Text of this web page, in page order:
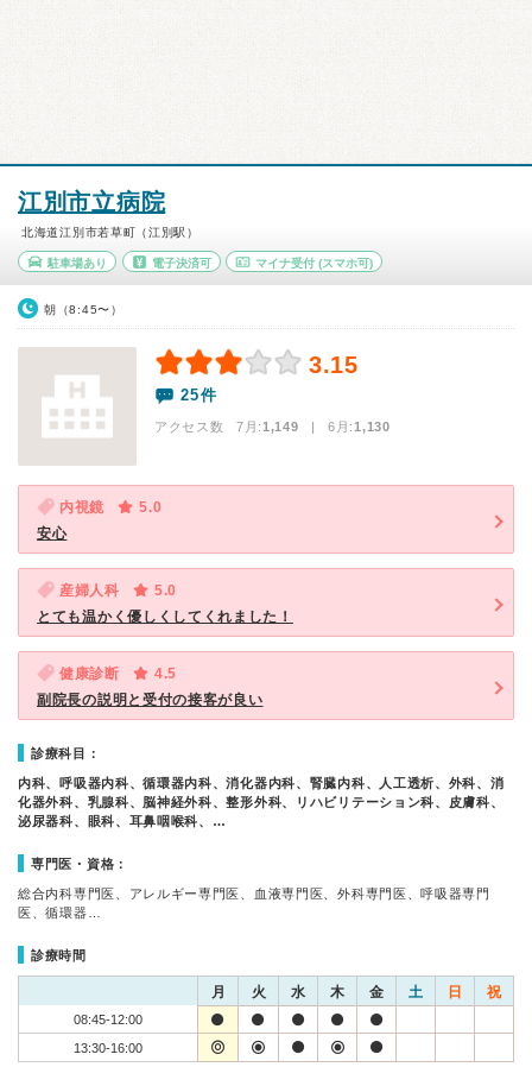
江別市立病院
北海道江別市若草町（江別駅）
駐車場あり 電子決済可 マイナ受付 (スマホ可)
朝（8:45〜）
3.15
25件
アクセス数 7月:1,149 | 6月:1,130
内視鏡
5.0
安心
産婦人科
5.0
とても温かく優しくしてくれました！
健康診断
4.5
副院長の説明と受付の接客が良い
診療科目：
内科、呼吸器内科、循環器内科、消化器内科、腎臓内科、人工透析、外科、消
化器外科、乳腺科、脳神経外科、整形外科、リハビリテーション科、皮膚科、
泌尿器科、眼科、耳鼻咽喉科、…
専門医・資格：
総合内科専門医、アレルギー専門医、血液専門医、外科専門医、呼吸器専門
医、循環器…
診療時間
月 火 水 木 金 土 日 祝
08:45-12:00
13:30-16:00